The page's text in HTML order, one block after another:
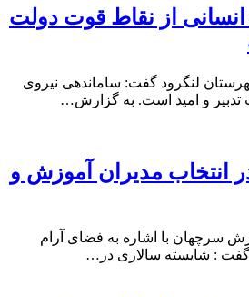
از نقاط قوت دولت
لنگرود گفت: ساماندهی نیروی
تدبیر و امید است. به گزارش…
انتخاب مدیران آموزش و
سرچهان با اشاره به فضای آرام
گفت : شایسته سالاری در…